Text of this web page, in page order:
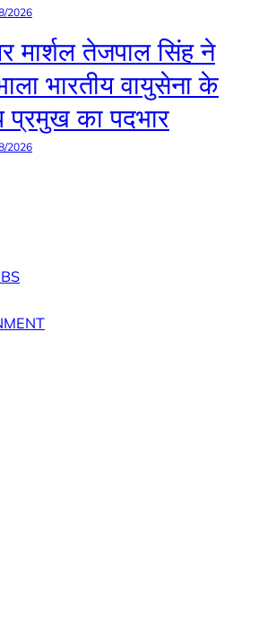
2026
मार्शल तेजपाल सिंह ने
भारतीय वायुसेना के
प्रमुख का पदभार
2026